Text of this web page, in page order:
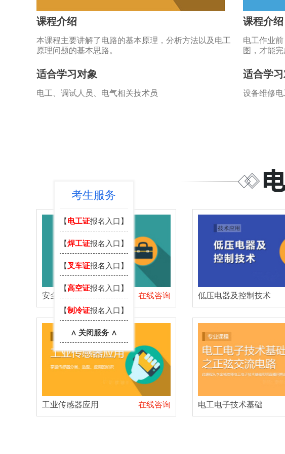
课程介绍
本课程主要讲解了电路的基本原理，分析方法以及电工
原理问题的基本思路。
适合学习对象
电工、调试人员、电气相关技术员
课程介绍
电工作业
图，才能完
适合学
设备维修
安全用电技术 在线咨询 低压电器及控制技术
工业传感器应用 在线咨询 电工电子技术基础
考生服务
【 电工证报名入口】
【焊工证报名入口】
【 叉车证报名入口】
【高空证报名入口】
【制冷证报名入口】
∧ 关闭服务 ∧